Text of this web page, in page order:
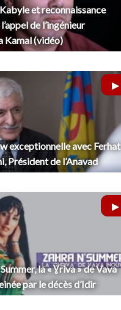
et reconnaissance
de l’ingénieur
Kamal (vidéo)
exceptionnelle avec Ferhat
Président de l’Anavad
la « Ɣriva » de Vava
par le décès d’Idir